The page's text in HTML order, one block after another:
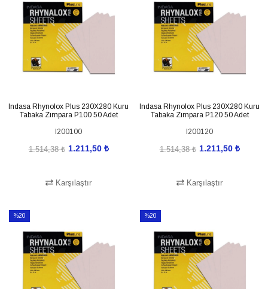
%20İndirim
Indasa Rhynolox Plus 230X280 Kuru
Tabaka Zımpara P100 50 Adet
I200100
1.211,50 ₺
1.514,38 ₺
Karşılaştır
%20İndirim
Indasa Rhynolox Plus 230X280 Kuru
Tabaka Zımpara P120 50 Adet
I200120
1.211,50 ₺
1.514,38 ₺
Karşılaştır
%20
%20İndirim
%20
%20İndirim